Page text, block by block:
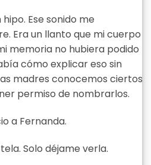
Ese sonido me
Era un llanto que mi cuerpo
memoria no hubiera podido
cómo explicar eso sin
madres conocemos ciertos
permiso de nombrarlos.
a Fernanda.
Solo déjame verla.